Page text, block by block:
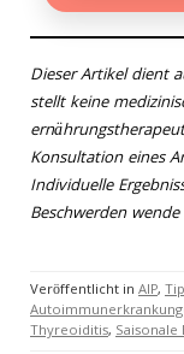
Dieser Artikel dient
stellt keine
Konsultation eines
Individuelle
Beschwerden
Veröffentlicht in AIP,
Thyreoiditis, Saisonale